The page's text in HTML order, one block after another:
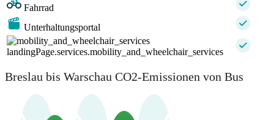
Fahrrad
Unterhaltungsportal
landingPage.services.mobility_and_wheelchair_services
Breslau bis Warschau CO2-Emissionen von Bus